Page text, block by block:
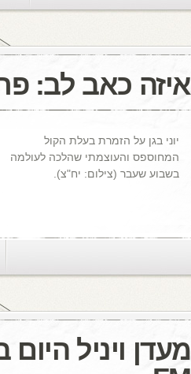
איזה כאב לב:
יוני בגן על הזמרת בעלת הקול
המחוספס והעוצמתי שהלכה לעולמה
בשבוע שעבר (צילום: יח"צ).